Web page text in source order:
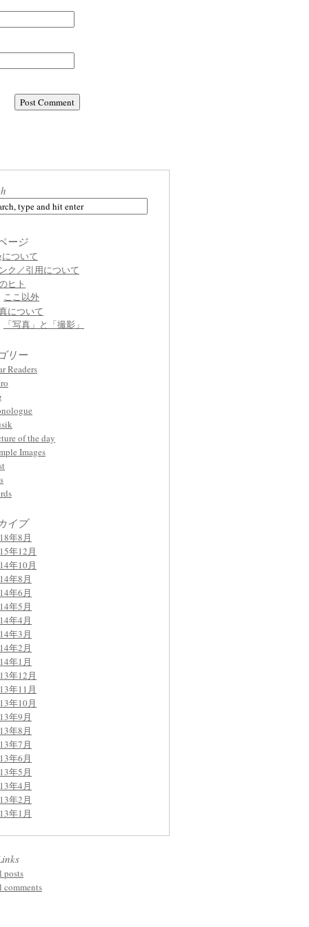
ージ
ついて
ク／引用について
ヒト
ここ以外
について
「写真」と「撮影」
リー
Readers
of the day
Images
イブ
年8月
年12月
年10月
年8月
年6月
年5月
年4月
年3月
年2月
年1月
年12月
年11月
年10月
年9月
年8月
年7月
年6月
年5月
年4月
年2月
年1月
posts
comments